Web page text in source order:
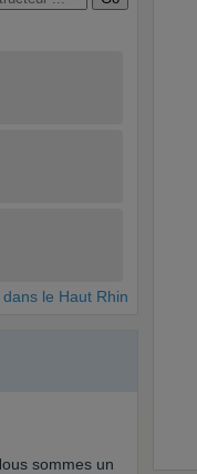
le Haut Rhin
sommes un